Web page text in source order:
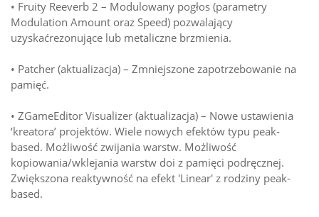
• Fruity Reeverb 2 – Modulowany pogłos (parametry
Modulation Amount oraz Speed) pozwalający
uzyskaćrezonujące lub metaliczne brzmienia.
• Patcher (aktualizacja) – Zmniejszone zapotrzebowanie na
pamięć.
• ZGameEditor Visualizer (aktualizacja) – Nowe ustawienia
‘kreatora’ projektów. Wiele nowych efektów typu peak-
based. Możliwość zwijania warstw. Możliwość
kopiowania/wklejania warstw doi z pamięci podręcznej.
Zwiększona reaktywność na efekt 'Linear' z rodziny peak-
based.